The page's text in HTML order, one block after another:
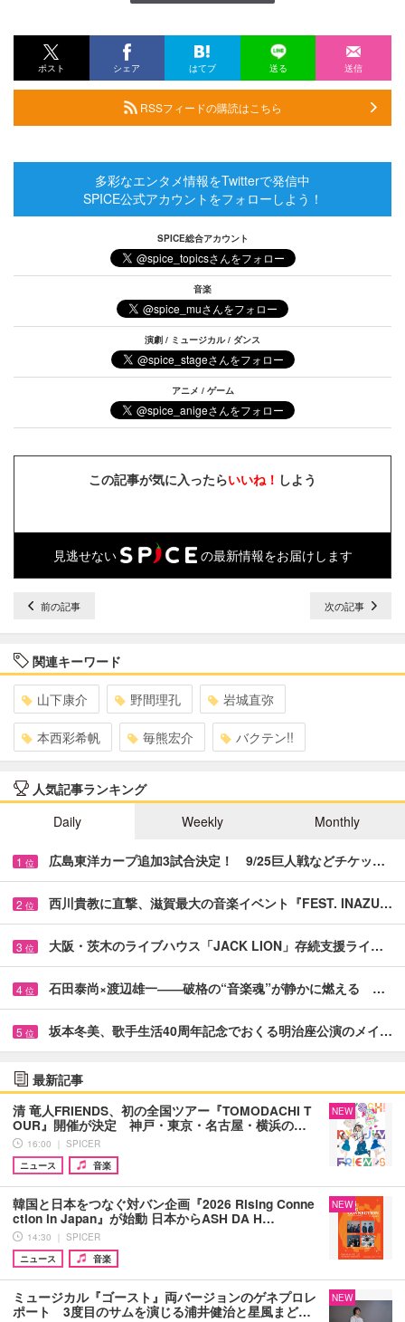
ポスト シェア はてブ 送る 送信
RSSフィードの購読はこちら
多彩なエンタメ情報をTwitterで発信中
SPICE公式アカウントをフォローしよう！
SPICE総合アカウント
音楽
演劇 / ミュージカル / ダンス
アニメ / ゲーム
この記事が気に入ったらいいね！ しよう
見逃せない の最新情報をお届けします
前の記事 次の記事
関連キーワード
山下康介 野間理孔 岩城直弥
本西彩希帆 毎熊宏介 バクテン!!
人気記事ランキング
Daily
Weekly Monthly
1 位 広島東洋カープ追加3試合決定！ 9/25巨人戦などチケッ…
2 位 西川貴教に直撃、滋賀最大の音楽イベント『FEST. INAZU…
3 位 大阪・茨木のライブハウス「JACK LION」存続支援ライ…
4 位 石田泰尚×渡辺雄一――破格の“音楽魂”が静かに燃える …
5 位 坂本冬美、歌手生活40周年記念でおくる明治座公演のメイ…
最新記事
清 竜人FRIENDS、初の全国ツアー『TOMODACHI T
OUR』開催が決定 神戸・東京・名古屋・横浜の…
16:00 ｜ SPICER
ニュース
音楽
NEW
韓国と日本をつなぐ対バン企画『2026 Rising Conne
ction in Japan』が始動 日本からASH DA H…
14:30 ｜ SPICER
ニュース
音楽
NEW
ミュージカル『ゴースト』両バージョンのゲネプロレ
ポート 3度目のサムを演じる浦井健治と星風まど…
NEW